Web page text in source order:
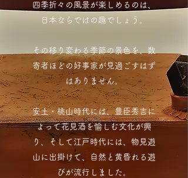
四季折々の風景が楽しめるのは、
日本ならではの趣でしょう。
その移り変わる季節の景色を、数
寄者ほどの好事家が見過ごすはず
はありません。
安土・桃山時代には、豊臣秀吉に
よって花見酒を愉しむ文化が興
り、そして江戸時代には、物見遊
山に出掛けて、自然と黄昏れる遊
びが流行しました。